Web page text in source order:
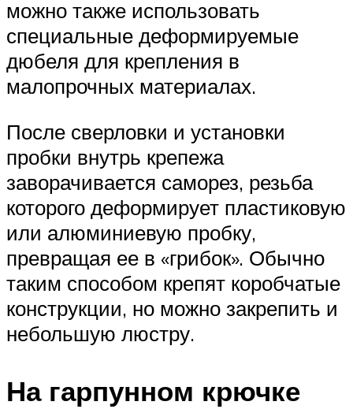
можно также использовать
специальные деформируемые
дюбеля для крепления в
малопрочных материалах.
После сверловки и установки
пробки внутрь крепежа
заворачивается саморез, резьба
которого деформирует пластиковую
или алюминиевую пробку,
превращая ее в «грибок». Обычно
таким способом крепят коробчатые
конструкции, но можно закрепить и
небольшую люстру.
На гарпунном крючке